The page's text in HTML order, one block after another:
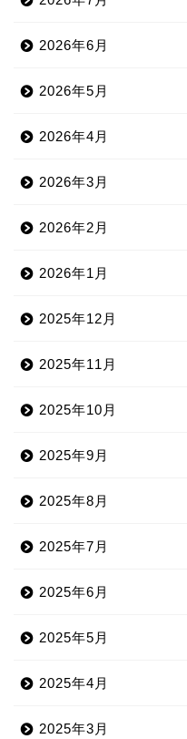
2026年6月
2026年5月
2026年4月
2026年3月
2026年2月
2026年1月
2025年12月
2025年11月
2025年10月
2025年9月
2025年8月
2025年7月
2025年6月
2025年5月
2025年4月
2025年3月